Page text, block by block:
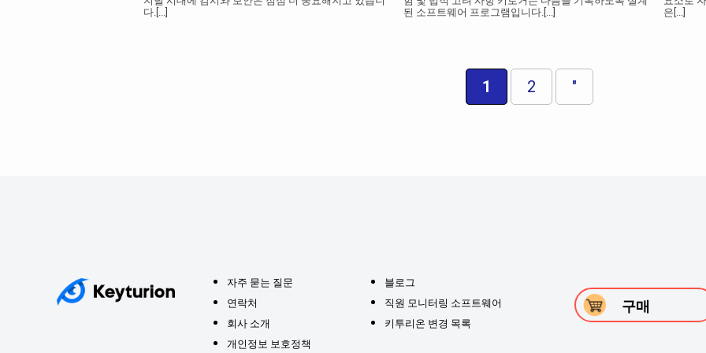
다. [...]
된 소프트웨어 프로그램입니다. [...]
은 [...]
1 2 "
자주 묻는 질문
연락처
회사 소개
개인정보 보호정책
블로그
직원 모니터링 소프트웨어
키투리온 변경 목록
구매